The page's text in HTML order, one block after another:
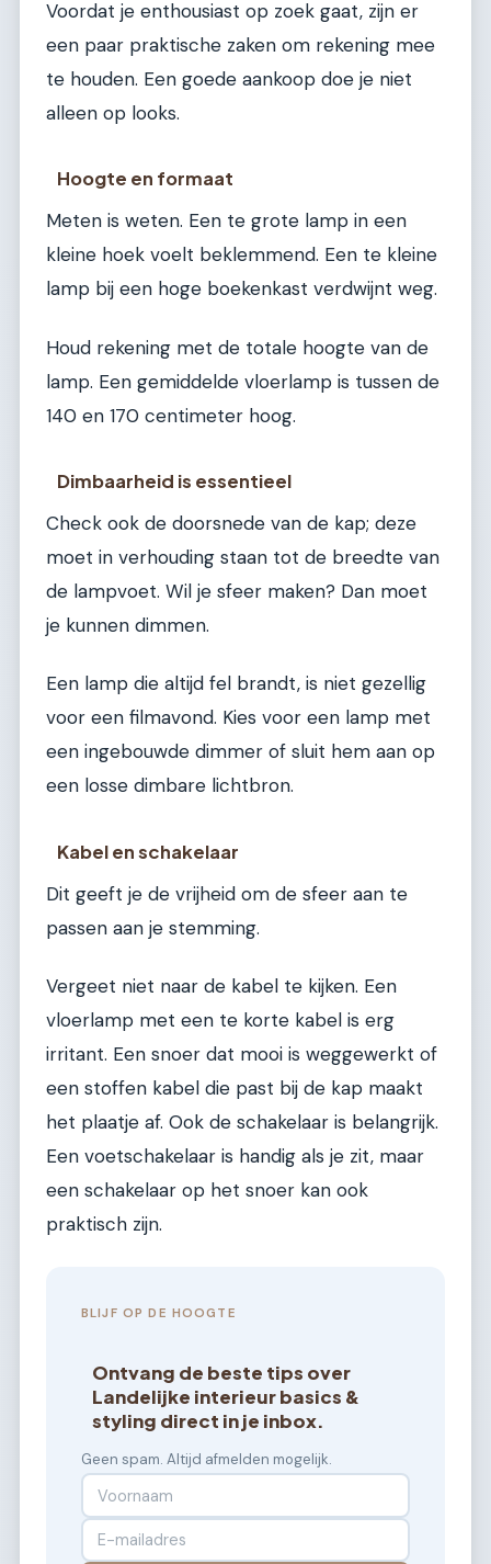
Voordat je enthousiast op zoek gaat, zijn er
een paar praktische zaken om rekening mee
te houden. Een goede aankoop doe je niet
alleen op looks.
Hoogte en formaat
Meten is weten. Een te grote lamp in een
kleine hoek voelt beklemmend. Een te kleine
lamp bij een hoge boekenkast verdwijnt weg.
Houd rekening met de totale hoogte van de
lamp. Een gemiddelde vloerlamp is tussen de
140 en 170 centimeter hoog.
Dimbaarheid is essentieel
Check ook de doorsnede van de kap; deze
moet in verhouding staan tot de breedte van
de lampvoet. Wil je sfeer maken? Dan moet
je kunnen dimmen.
Een lamp die altijd fel brandt, is niet gezellig
voor een filmavond. Kies voor een lamp met
een ingebouwde dimmer of sluit hem aan op
een losse dimbare lichtbron.
Kabel en schakelaar
Dit geeft je de vrijheid om de sfeer aan te
passen aan je stemming.
Vergeet niet naar de kabel te kijken. Een
vloerlamp met een te korte kabel is erg
irritant. Een snoer dat mooi is weggewerkt of
een stoffen kabel die past bij de kap maakt
het plaatje af. Ook de schakelaar is belangrijk.
Een voetschakelaar is handig als je zit, maar
een schakelaar op het snoer kan ook
praktisch zijn.
BLIJF OP DE HOOGTE
Ontvang de beste tips over
Landelijke interieur basics &
styling direct in je inbox.
Geen spam. Altijd afmelden mogelijk.